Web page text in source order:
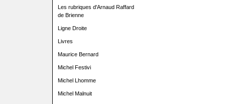
Les rubriques d'Arnaud Raffard
de Brienne
Ligne Droite
Livres
Maurice Bernard
Michel Festivi
Michel Lhomme
Michel Malnuit